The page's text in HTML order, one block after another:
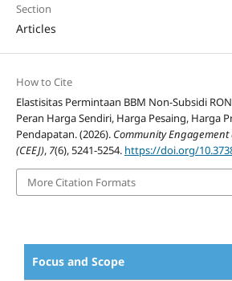
Section
Articles
How to Cite
Elastisitas Permintaan BBM Non-Subsidi
Peran Harga Sendiri, Harga Pesaing, Harga
Pendapatan. (2026). Community
(CEEJ), 7(6), 5241-5254. https://doi.org/
More Citation Formats
Focus and Scope